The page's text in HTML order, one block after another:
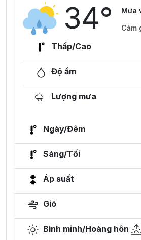
34°
Mưa
Cảm
Thấp/Cao
Độ ẩm
Lượng mưa
Ngày/Đêm
Sáng/Tối
Áp suất
Gió
Bình minh/Hoàng hôn